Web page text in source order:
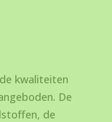
kwaliteiten
De
de